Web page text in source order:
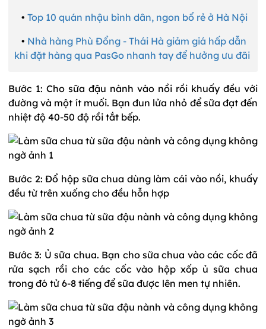
• Top 10 quán nhậu bình dân, ngon bổ rẻ ở Hà Nội
• Nhà hàng Phù Đổng - Thái Hà giảm giá hấp dẫn
khi đặt hàng qua PasGo nhanh tay để hưởng ưu đãi
Bước 1: Cho sữa đậu nành vào nồi rồi khuấy đều với
đường và một ít muối. Bạn đun lửa nhỏ để sữa đạt đến
nhiệt độ 40-50 độ rồi tắt bếp.
Bước 2: Đổ hộp sữa chua dùng làm cái vào nồi, khuấy
đều từ trên xuống cho đều hỗn hợp
Bước 3: Ủ sữa chua. Bạn cho sữa chua vào các cốc đã
rửa sạch rồi cho các cốc vào hộp xốp ủ sữa chua
trong đó tử 6-8 tiếng để sữa được lên men tự nhiên.